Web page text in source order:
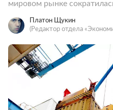
мировом рынке
Платон Щукин
(Редактор отдела